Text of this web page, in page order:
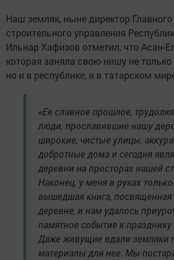
Наш земляк, ныне директор
строительного управления
Ильнар Хафизов отметил, что Асан-
которая заняла свою нишу не только
но и в республике, и в татарском
«Ее славное прошлое,
люди, прославившие нашу
широкие, чистые улицы,
добротные дома и сегодня
деревни на просторах нашей
Наконец, у меня в руках только
вышедшая книга,
деревне, и нам удалось
памятное событие к празднику
Даже живущие вдали земляки
материалы для нее. Мы